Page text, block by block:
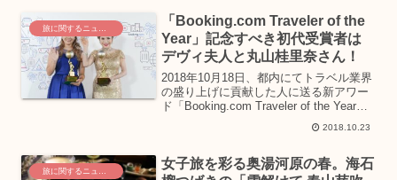
にも便利な観光...
旅に関するニュース
「Booking.com Traveler of the
Year」記念すべき初代受賞者は
デヴィ夫人と丸山桂里奈さん！
2018年10月18日、都内にてトラベル業界
の盛り上げに貢献した人に送る新アワー
ド「Booking.com Traveler of the Year」
の表彰式が行われました。ブッキング・
ドットコムでは「海外旅行の日（10月19
2018.10.23
女子旅を彩る奥湯河原の春。海石